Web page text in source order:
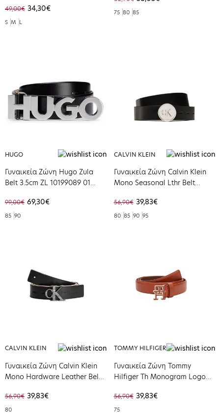
49,00€ 34,30€
S M L
75 80 85
HUGO
Γυναικεία Ζώνη Hugo Zula
Belt 3.5cm ZL 10199089 01
99,00€ 69,30€
85 90
CALVIN KLEIN
Γυναικεία Ζώνη Calvin Klein
Mono Seasonal Lthr Belt
56,90€ 39,83€
80 85 90 95
CALVIN KLEIN
Γυναικεία Ζώνη Calvin Klein
Mono Hardware Leather Belt
56,90€ 39,83€
80
TOMMY HILFIGER
Γυναικεία Ζώνη Tommy
Hilfiger Th Monogram Logo
AW0AW14239-GTU
56,90€ 39,83€
75